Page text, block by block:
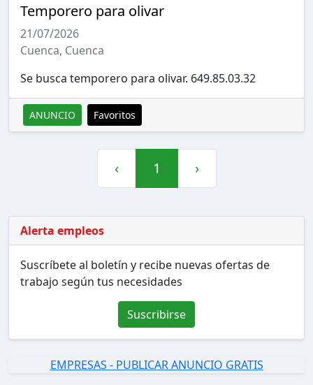
Temporero para olivar
21/07/2026
Cuenca, Cuenca
Se busca temporero para olivar. 649.85.03.32
ANUNCIO Favoritos
‹ 1 ›
Alerta empleos
Suscríbete al boletín y recibe nuevas ofertas de
trabajo según tus necesidades
Suscribirse
EMPRESAS - PUBLICAR ANUNCIO GRATIS